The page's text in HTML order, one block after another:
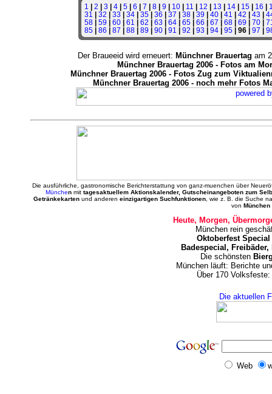
1 | 2 | 3 | 4| 5| 6 | 7 | 8| 9 | 10| 11 | 12 | 13 | 14| 15| 16 |
31 | 32 | 33 | 34| 35| 36 | 37 | 38| 39 | 40| 41 | 42 | 43 |
58| 59 | 60| 61 | 62 | 63 | 64| 65| 66 | 67 | 68| 69 | 70|
85| 86 | 87 | 88| 89 | 90| 91 | 92 | 93 | 94| 95| 96 | 97 |
Der Braueeid wird erneuert: Münchner Brauertag am
Münchner Brauertag 2006 - Fotos am
Münchner Brauertag 2006 - Fotos Zug zum
Münchner Brauertag 2006 - noch mehr Fotos
Die ausführliche, gastronomische Berichterstattung von ganz-muenchen über
Münchenmit tagesaktuellem Aktionskalender, Gutscheinangeboten zum
Getränkekartenund anderen einzigartigen Suchfunktionen, wie z. B. die Suche
von
Heute, Morgen,
München rein
Oktoberfest Special
Badespecial,
Die schönsten
München läuft: Berichte
Über 170
Die aktuellen
Web